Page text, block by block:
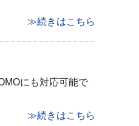
≫続きはこちら
にも対応可能で
≫続きはこちら